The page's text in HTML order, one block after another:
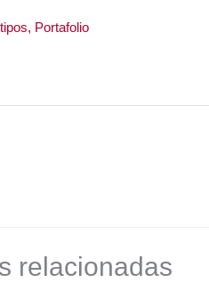
, Portafolio
relacionadas